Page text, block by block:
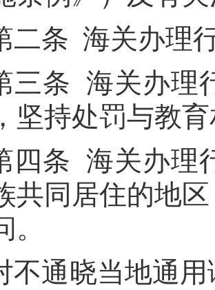
二条 海关办理
三条 海关办理
坚持处罚与教
四条 海关办理
共同居住的地
。
不通晓当地通